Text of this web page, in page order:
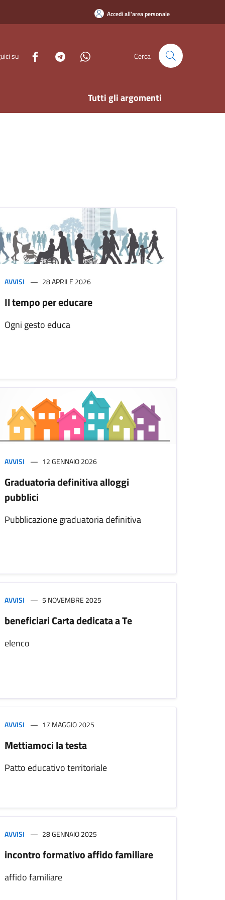
Accedi all'area personale
su Cerca
Tutti gli argomenti
AVVISI 28 APRILE 2026
Il tempo per educare
Ogni gesto educa
AVVISI 12 GENNAIO 2026
Graduatoria definitiva alloggi
pubblici
Pubblicazione graduatoria definitiva
AVVISI 5 NOVEMBRE 2025
beneficiari Carta dedicata a Te
elenco
AVVISI 17 MAGGIO 2025
Mettiamoci la testa
Patto educativo territoriale
AVVISI 28 GENNAIO 2025
incontro formativo affido familiare
affido familiare